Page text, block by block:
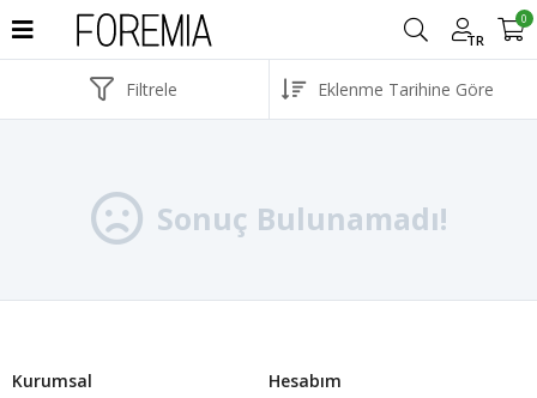
TR
0
Filtrele
Sonuç Bulunamadı!
Kurumsal Hesabım